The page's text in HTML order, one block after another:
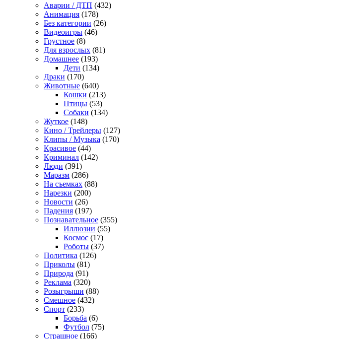
Аварии / ДТП (432)
Анимация (178)
Без категории (26)
Видеоигры (46)
Грустное (8)
Для взрослых (81)
Домашнее (193)
Дети (134)
Драки (170)
Животные (640)
Кошки (213)
Птицы (53)
Собаки (134)
Жуткое (148)
Кино / Трейлеры (127)
Клипы / Музыка (170)
Красивое (44)
Криминал (142)
Люди (391)
Маразм (286)
На съемках (88)
Нарезки (200)
Новости (26)
Падения (197)
Познавательное (355)
Иллюзии (55)
Космос (17)
Роботы (37)
Политика (126)
Приколы (81)
Природа (91)
Реклама (320)
Розыгрыши (88)
Смешное (432)
Спорт (233)
Борьба (6)
Футбол (75)
Страшное (166)